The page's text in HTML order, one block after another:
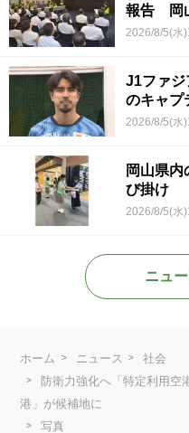
報告 岡
2026/8/5(水
J1ファ
のキャプ
2026/8/5(水
岡山県
び掛け
2026/8/5(水
ニュ
ホーム ニュース
社会
防衛力強化へ「特定利用
港」が候補地に
写真